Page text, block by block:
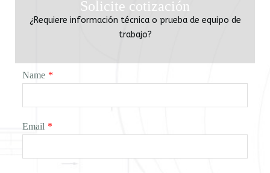
Solicite cotización
¿Requiere información técnica o prueba de equipo de
trabajo?
Name *
Email *